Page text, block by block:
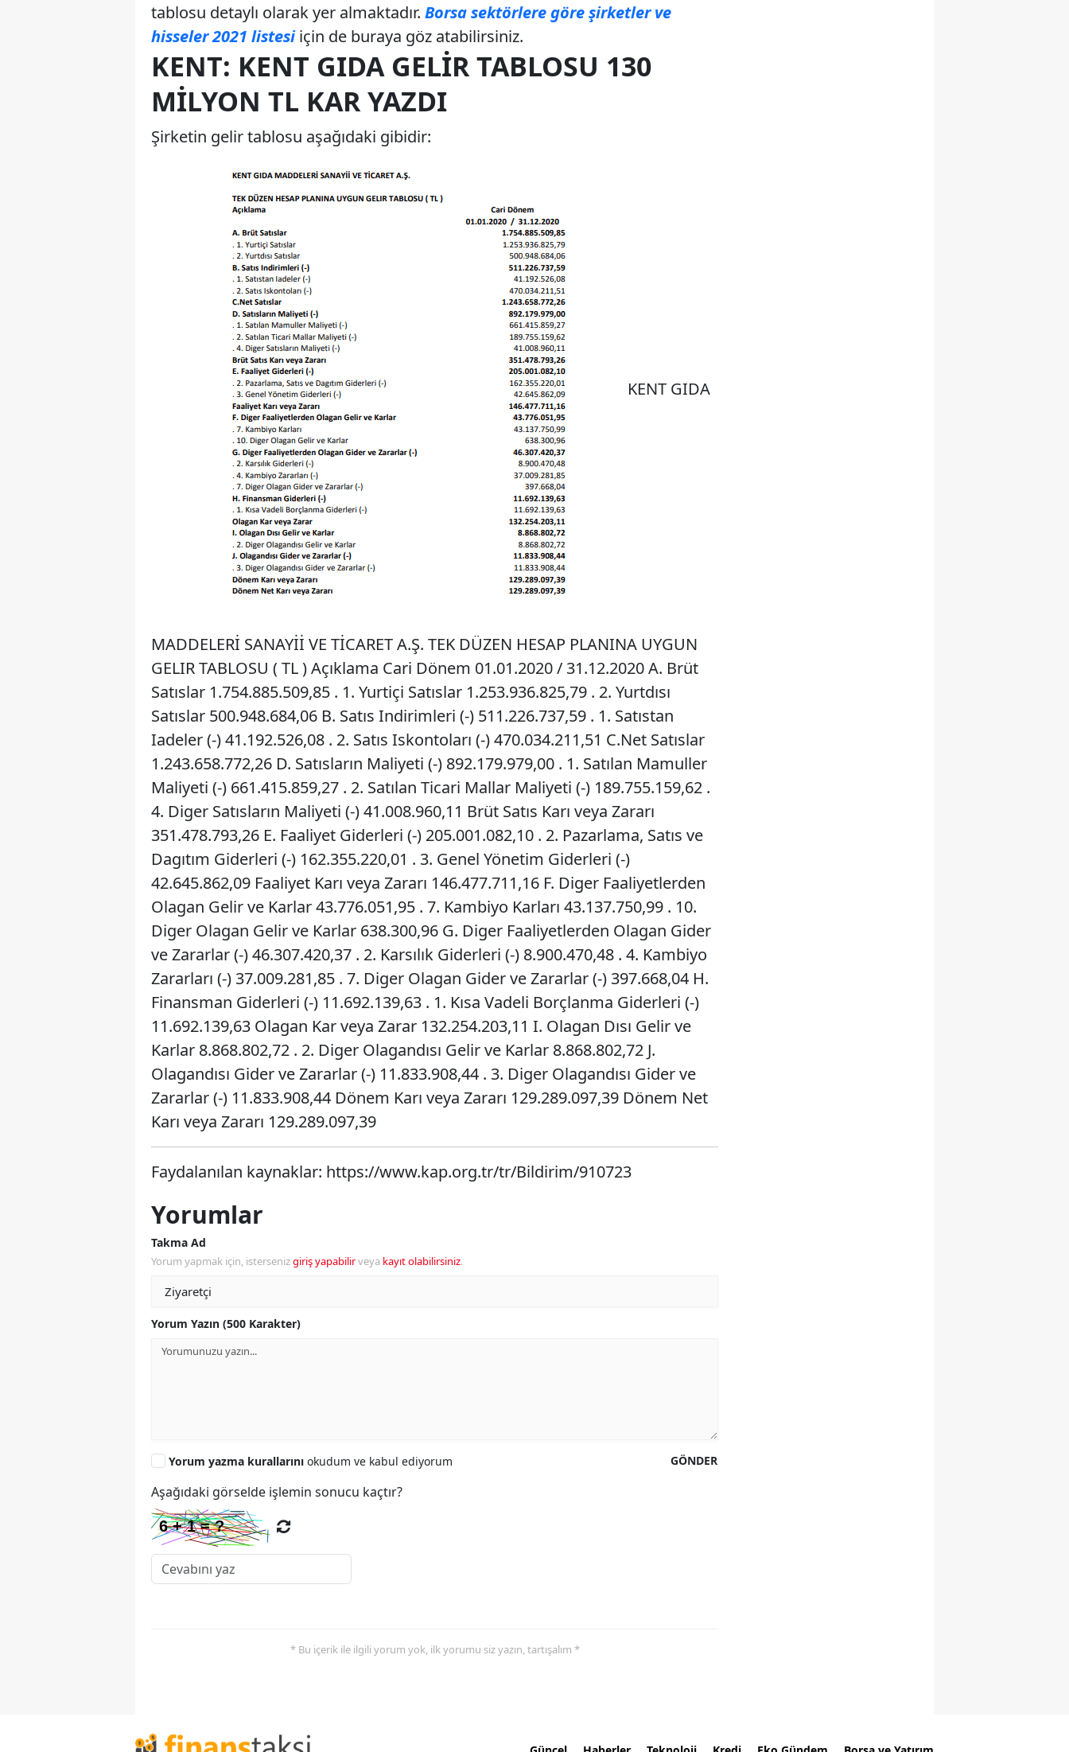
tablosu detaylı olarak yer almaktadır. Borsa sektörlere göre şirketler ve
hisseler 2021 listesi için de buraya göz atabilirsiniz.
KENT: KENT GIDA GELIR TABLOSU 130
MILYON TL KAR YAZDI
Şirketin gelir tablosu aşağıdaki gibidir:
KENT GIDA
MADDELERİ SANAYİİ VE TİCARET A.Ş. TEK DÜZEN HESAP PLANINA UYGUN
GELIR TABLOSU ( TL ) Açıklama Cari Dönem 01.01.2020 / 31.12.2020 A. Brüt
Satıslar 1.754.885.509,85 . 1. Yurtiçi Satıslar 1.253.936.825,79 . 2. Yurtdısı
Satıslar 500.948.684,06 B. Satıs Indirimleri (-) 511.226.737,59 . 1. Satıstan
Iadeler (-) 41.192.526,08 . 2. Satıs Iskontoları (-) 470.034.211,51 C.Net Satıslar
1.243.658.772,26 D. Satısların Maliyeti (-) 892.179.979,00 . 1. Satılan Mamuller
Maliyeti (-) 661.415.859,27 . 2. Satılan Ticari Mallar Maliyeti (-) 189.755.159,62 .
4. Diger Satısların Maliyeti (-) 41.008.960,11 Brüt Satıs Karı veya Zararı
351.478.793,26 E. Faaliyet Giderleri (-) 205.001.082,10 . 2. Pazarlama, Satıs ve
Dagıtım Giderleri (-) 162.355.220,01 . 3. Genel Yönetim Giderleri (-)
42.645.862,09 Faaliyet Karı veya Zararı 146.477.711,16 F. Diger Faaliyetlerden
Olagan Gelir ve Karlar 43.776.051,95 . 7. Kambiyo Karları 43.137.750,99 . 10.
Diger Olagan Gelir ve Karlar 638.300,96 G. Diger Faaliyetlerden Olagan Gider
ve Zararlar (-) 46.307.420,37 . 2. Karsılık Giderleri (-) 8.900.470,48 . 4. Kambiyo
Zararları (-) 37.009.281,85 . 7. Diger Olagan Gider ve Zararlar (-) 397.668,04 H.
Finansman Giderleri (-) 11.692.139,63 . 1. Kısa Vadeli Borçlanma Giderleri (-)
11.692.139,63 Olagan Kar veya Zarar 132.254.203,11 I. Olagan Dısı Gelir ve
Karlar 8.868.802,72 . 2. Diger Olagandısı Gelir ve Karlar 8.868.802,72 J.
Olagandısı Gider ve Zararlar (-) 11.833.908,44 . 3. Diger Olagandısı Gider ve
Zararlar (-) 11.833.908,44 Dönem Karı veya Zararı 129.289.097,39 Dönem Net
Karı veya Zararı 129.289.097,39
Faydalanılan kaynaklar: https://www.kap.org.tr/tr/Bildirim/910723
Yorumlar
Takma Ad
Yorum yapmak için, istersenizgiriş yapabilirveya kayıt olabilirsiniz.
Yorum Yazın (500 Karakter)
GÖNDER
Yorum yazma kurallarını okudum ve kabul ediyorum
Aşağıdaki görselde işlemin sonucu kaçtır?
* Bu içerik ile ilgili yorum yok, ilk yorumu siz yazın, tartışalım *